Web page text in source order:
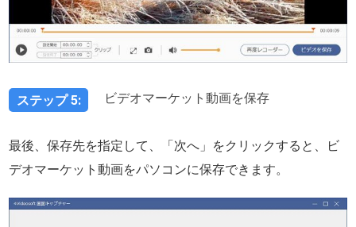
ステップ 5: ビデオマーケット動画を保存
最後、保存先を指定して、「次へ」をクリックすると、ビ
デオマーケット動画をパソコンに保存できます。